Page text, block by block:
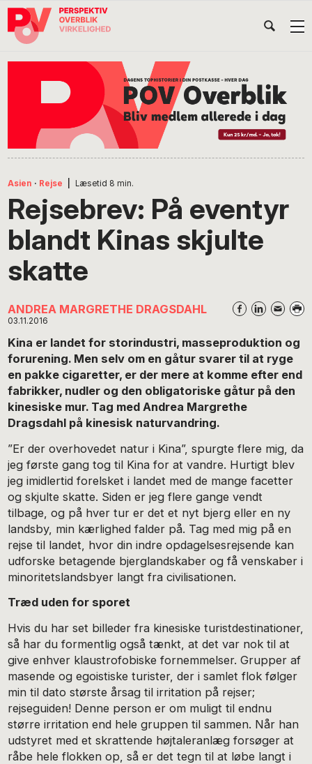
Gå
direkte
Skip
indhold
Gå
direkte
Asien · Rejse Læsetid 8 min.
Rejsebrev: På eventyr
blandt Kinas skjulte
skatte
ANDREA MARGRETHE DRAGSDAHL
03.11.2016
Kina er landet for storindustri, masseproduktion og
forurening. Men selv om en gåtur svarer til at ryge
en pakke cigaretter, er der mere at komme efter end
fabrikker, nudler og den obligatoriske gåtur på den
kinesiske mur. Tag med Andrea Margrethe
Dragsdahl på kinesisk naturvandring.
”Er der overhovedet natur i Kina”, spurgte flere mig, da
jeg første gang tog til Kina for at vandre. Hurtigt blev
jeg imidlertid forelsket i landet med de mange facetter
og skjulte skatte. Siden er jeg flere gange vendt
tilbage, og på hver tur er det et nyt bjerg eller en ny
landsby, min kærlighed falder på. Tag med mig på en
rejse til landet, hvor din indre opdagelsesrejsende kan
udforske betagende bjerglandskaber og få venskaber i
minoritetslandsbyer langt fra civilisationen.
Træd uden for sporet
Hvis du har set billeder fra kinesiske turistdestinationer,
så har du formentlig også tænkt, at det var nok til at
give enhver klaustrofobiske fornemmelser. Grupper af
masende og egoistiske turister, der i samlet flok følger
min til dato største årsag til irritation på rejser;
rejseguiden! Denne person er om muligt til endnu
større irritation end hele gruppen til sammen. Når han
udstyret med et skrattende højtaleranlæg forsøger at
råbe hele flokken op, så er det tegn til at løbe langt i